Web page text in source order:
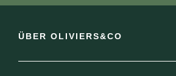
ÜBER OLIVIERS&CO